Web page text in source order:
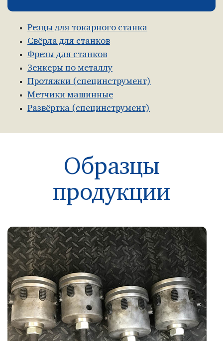
Резцы для токарного станка
Свёрла для станков
Фрезы для станков
Зенкеры по металлу
Протяжки (специнструмент)
Метчики машинные
Развёртка (специнструмент)
Образцы
продукции